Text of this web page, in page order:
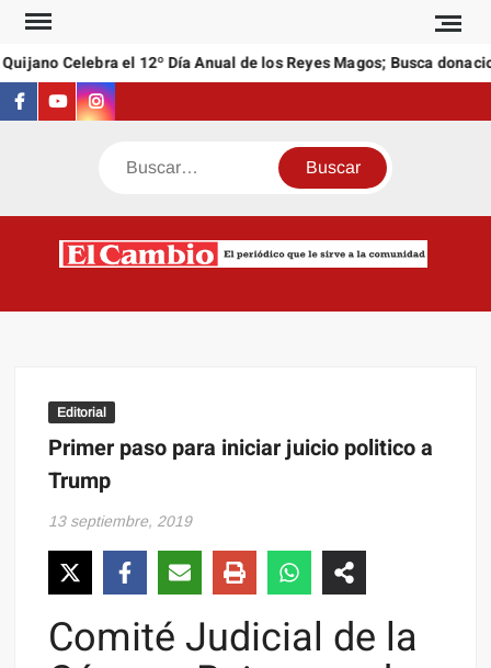
Saltar
contenidoCelebra el 12º Día Anual de los Reyes Magos; Busca
Facebook
YoutubeInstagram
Buscar
Editorial
Primer paso para iniciar juicio politico a
Trump
13 septiembre, 2019
Comité Judicial de la